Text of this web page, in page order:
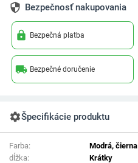
security Bezpečnosť nakupovania
lock Bezpečná platba
local_shipping Bezpečné doručenie
settingsŠpecifikácie produktu
Farba:
Modrá, čierna
dĺžka:
Krátky